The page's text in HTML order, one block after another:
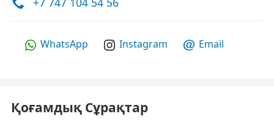
WhatsApp Instagram Email
Қоғамдық Сұрақтар